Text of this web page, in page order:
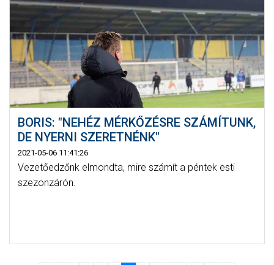
BORIS: "NEHÉZ MÉRKŐZÉSRE SZÁMÍTUNK,
DE NYERNI SZERETNÉNK"
2021-05-06 11:41:26
Vezetőedzőnk elmondta, mire számít a péntek esti
szezonzárón.